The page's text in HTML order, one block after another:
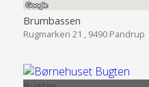
Brumbassen
Rugmarken 21 , 9490 Pandrup